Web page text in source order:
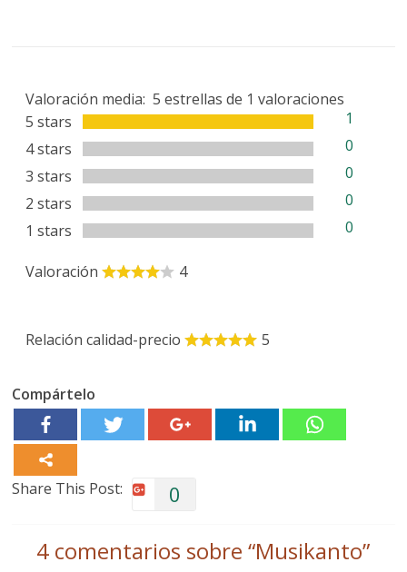
Valoración media:
5 stars
1
4 stars
0
3 stars
0
2 stars
0
1 stars
0
5 estrellas de 1 valoraciones
Valoración 4
Relación calidad-precio 5
Compártelo
Share This Post: 0
4 comentarios sobre “Musikanto”